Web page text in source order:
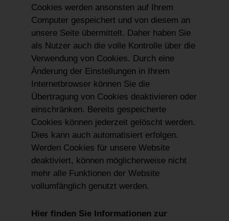
Cookies werden ansonsten auf Ihrem
Computer gespeichert und von diesem an
unsere Seite übermittelt. Daher haben Sie
als Nutzer auch die volle Kontrolle über die
Verwendung von Cookies. Durch eine
Änderung der Einstellungen in Ihrem
Internetbrowser können Sie die
Übertragung von Cookies deaktivieren oder
einschränken. Bereits gespeicherte
Cookies können jederzeit gelöscht werden.
Dies kann auch automatisiert erfolgen.
Werden Cookies für unsere Website
deaktiviert, können möglicherweise nicht
mehr alle Funktionen der Website
vollumfänglich genutzt werden.
Hier finden Sie Informationen zur